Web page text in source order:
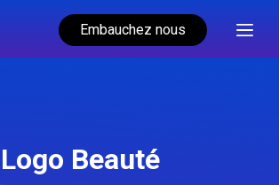
Embauchez nous
Logo Beauté